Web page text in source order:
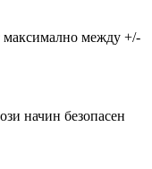
максимално между +/-
начин безопасен